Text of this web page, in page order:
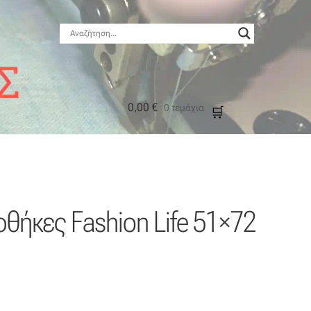
0,00 € 0 τεμάχια
Fashion Life 51×72